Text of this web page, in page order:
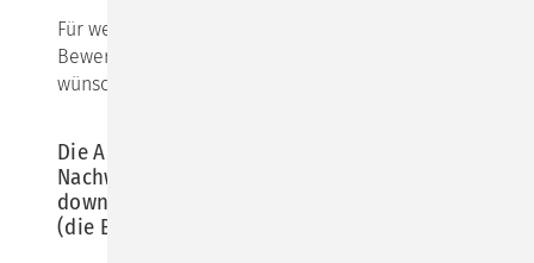
Für weitere Infos zum Stipendienprogramm und der
Bewerbung folgen Sie bitte diesem Link. Wir
wünschen allen Interessierten viel Erfolg!
Die Ausschreibung für das
Nachwuchsprogramm können Sie hier
downloaden
(die Bewerbungsfrist läuft bis zum 09.05.2021):